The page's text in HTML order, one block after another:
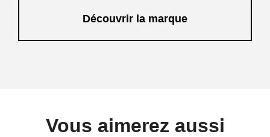
Découvrir la marque
Vous aimerez aussi